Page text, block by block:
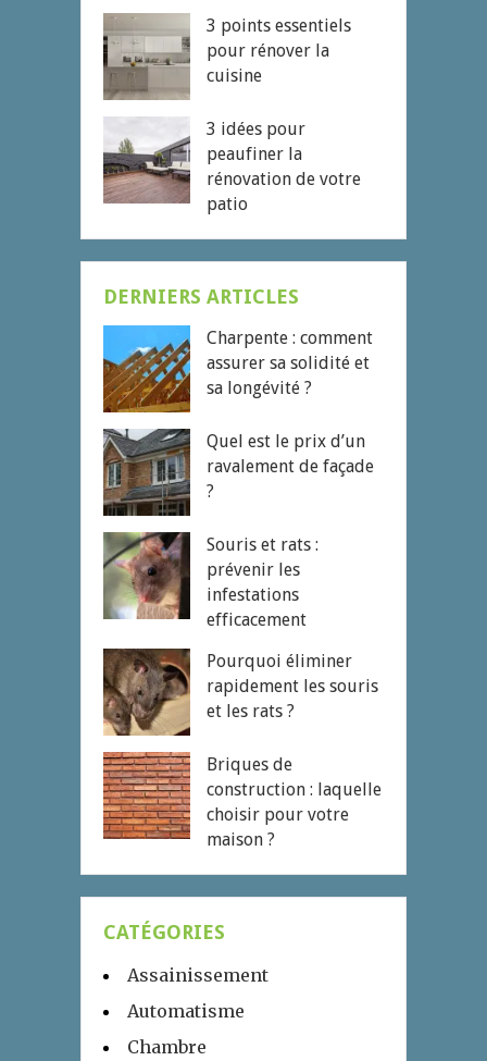
3 points essentiels
pour rénover la
cuisine
3 idées pour
peaufiner la
rénovation de votre
patio
DERNIERS ARTICLES
Charpente : comment
assurer sa solidité et
sa longévité ?
Quel est le prix d’un
ravalement de façade
?
Souris et rats :
prévenir les
infestations
efficacement
Pourquoi éliminer
rapidement les souris
et les rats ?
Briques de
construction : laquelle
choisir pour votre
maison ?
CATÉGORIES
Assainissement
Automatisme
Chambre